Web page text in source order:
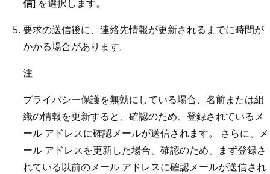
信] を選択します。
要求の送信後に、連絡先情報が更新されるまでに時間が
かかる場合があります。
注
プライバシー保護を無効にしている場合、名前または組
織の情報を更新すると、確認のため、登録されているメ
ール アドレスに確認メールが送信されます。 さらに、メ
ール アドレスを更新した場合、確認のため、まず登録さ
れている以前のメール アドレスに確認メールが送信され